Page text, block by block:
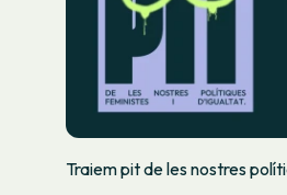
Traiem pit de les nostres